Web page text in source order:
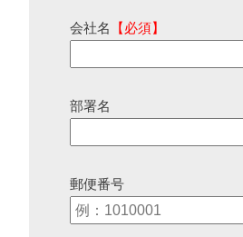
会社名 【必須】
部署名
郵便番号